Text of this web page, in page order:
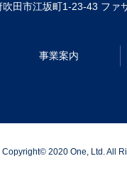
吹田市江坂町1-23-43 ファ
事業案内
Copyright© 2020 One, Ltd. All